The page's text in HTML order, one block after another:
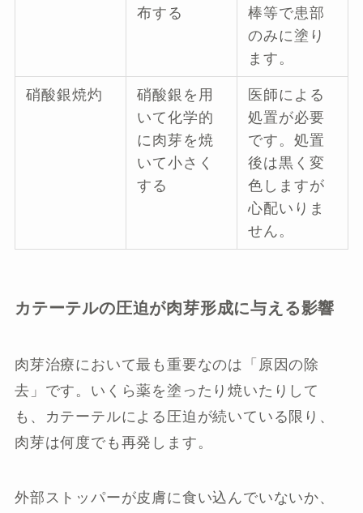
布する
棒等で患部
のみに塗り
ます。
硝酸銀焼灼
硝酸銀を用
いて化学的
に肉芽を焼
いて小さく
する
医師による
処置が必要
です。処置
後は黒く変
色しますが
心配いりま
せん。
カテーテルの圧迫が肉芽形成に与える影響
肉芽治療において最も重要なのは「原因の除
去」です。いくら薬を塗ったり焼いたりして
も、カテーテルによる圧迫が続いている限り、
肉芽は何度でも再発します。
外部ストッパーが皮膚に食い込んでいないか、